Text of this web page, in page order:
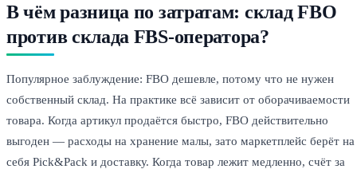
В чём разница по затратам: склад FBO
против склада FBS-оператора?
Популярное заблуждение: FBO дешевле, потому что не нужен
собственный склад. На практике всё зависит от оборачиваемости
товара. Когда артикул продаётся быстро, FBO действительно
выгоден — расходы на хранение малы, зато маркетплейс берёт на
себя Pick&Pack и доставку. Когда товар лежит медленно, счёт за